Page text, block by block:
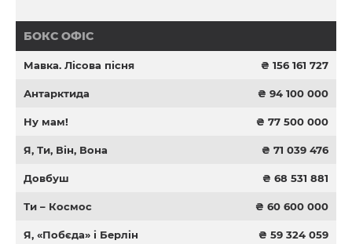
БОКС ОФІС
Мавка. Лісова пісня ₴ 156 161 727
Антарктида ₴ 94 100 000
Ну мам! ₴ 77 500 000
Я, Ти, Він, Вона ₴ 71 039 476
Довбуш ₴ 68 531 881
Ти – Космос ₴ 60 600 000
Я, «Побєда» і Берлін ₴ 59 324 059